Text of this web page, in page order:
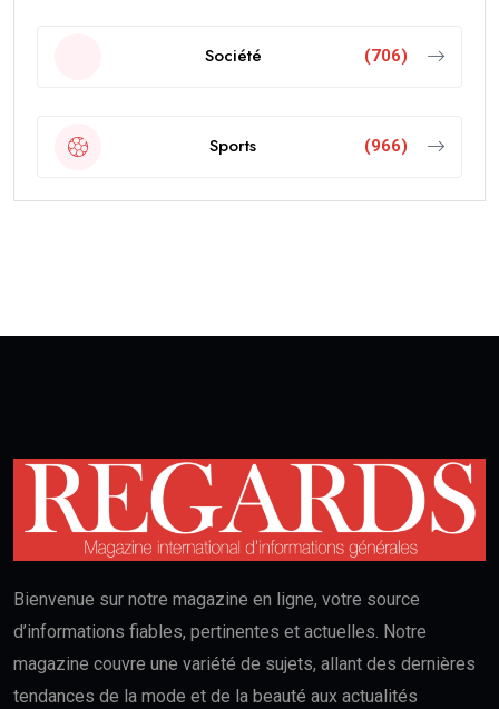
Société (706)
Sports (966)
Bienvenue sur notre magazine en ligne, votre source
d’informations fiables, pertinentes et actuelles. Notre
magazine couvre une variété de sujets, allant des dernières
tendances de la mode et de la beauté aux actualités